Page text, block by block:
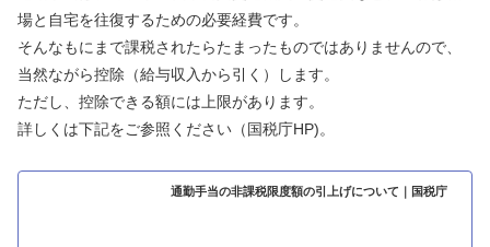
場と自宅を往復するための必要経費です。
そんなもにまで課税されたらたまったものではありませんので、
当然ながら控除（給与収入から引く）します。
ただし、控除できる額には上限があります。
詳しくは下記をご参照ください（国税庁HP)。
通勤手当の非課税限度額の引上げについて｜国税庁